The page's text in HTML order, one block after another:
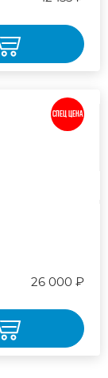
СПЕЦ ЦЕНА
26 000 ₽